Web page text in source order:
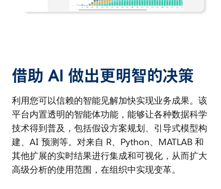
借助 AI 做出更明智的决策
利用您可以信赖的智能见解加快实现业务成果。该
平台内置透明的智能体功能，能够让各种数据科学
技术得到普及，包括假设方案规划、引导式模型构
建、AI 预测等。对来自 R、Python、MATLAB 和
其他扩展的实时结果进行集成和可视化，从而扩大
高级分析的使用范围，在组织中实现变革。